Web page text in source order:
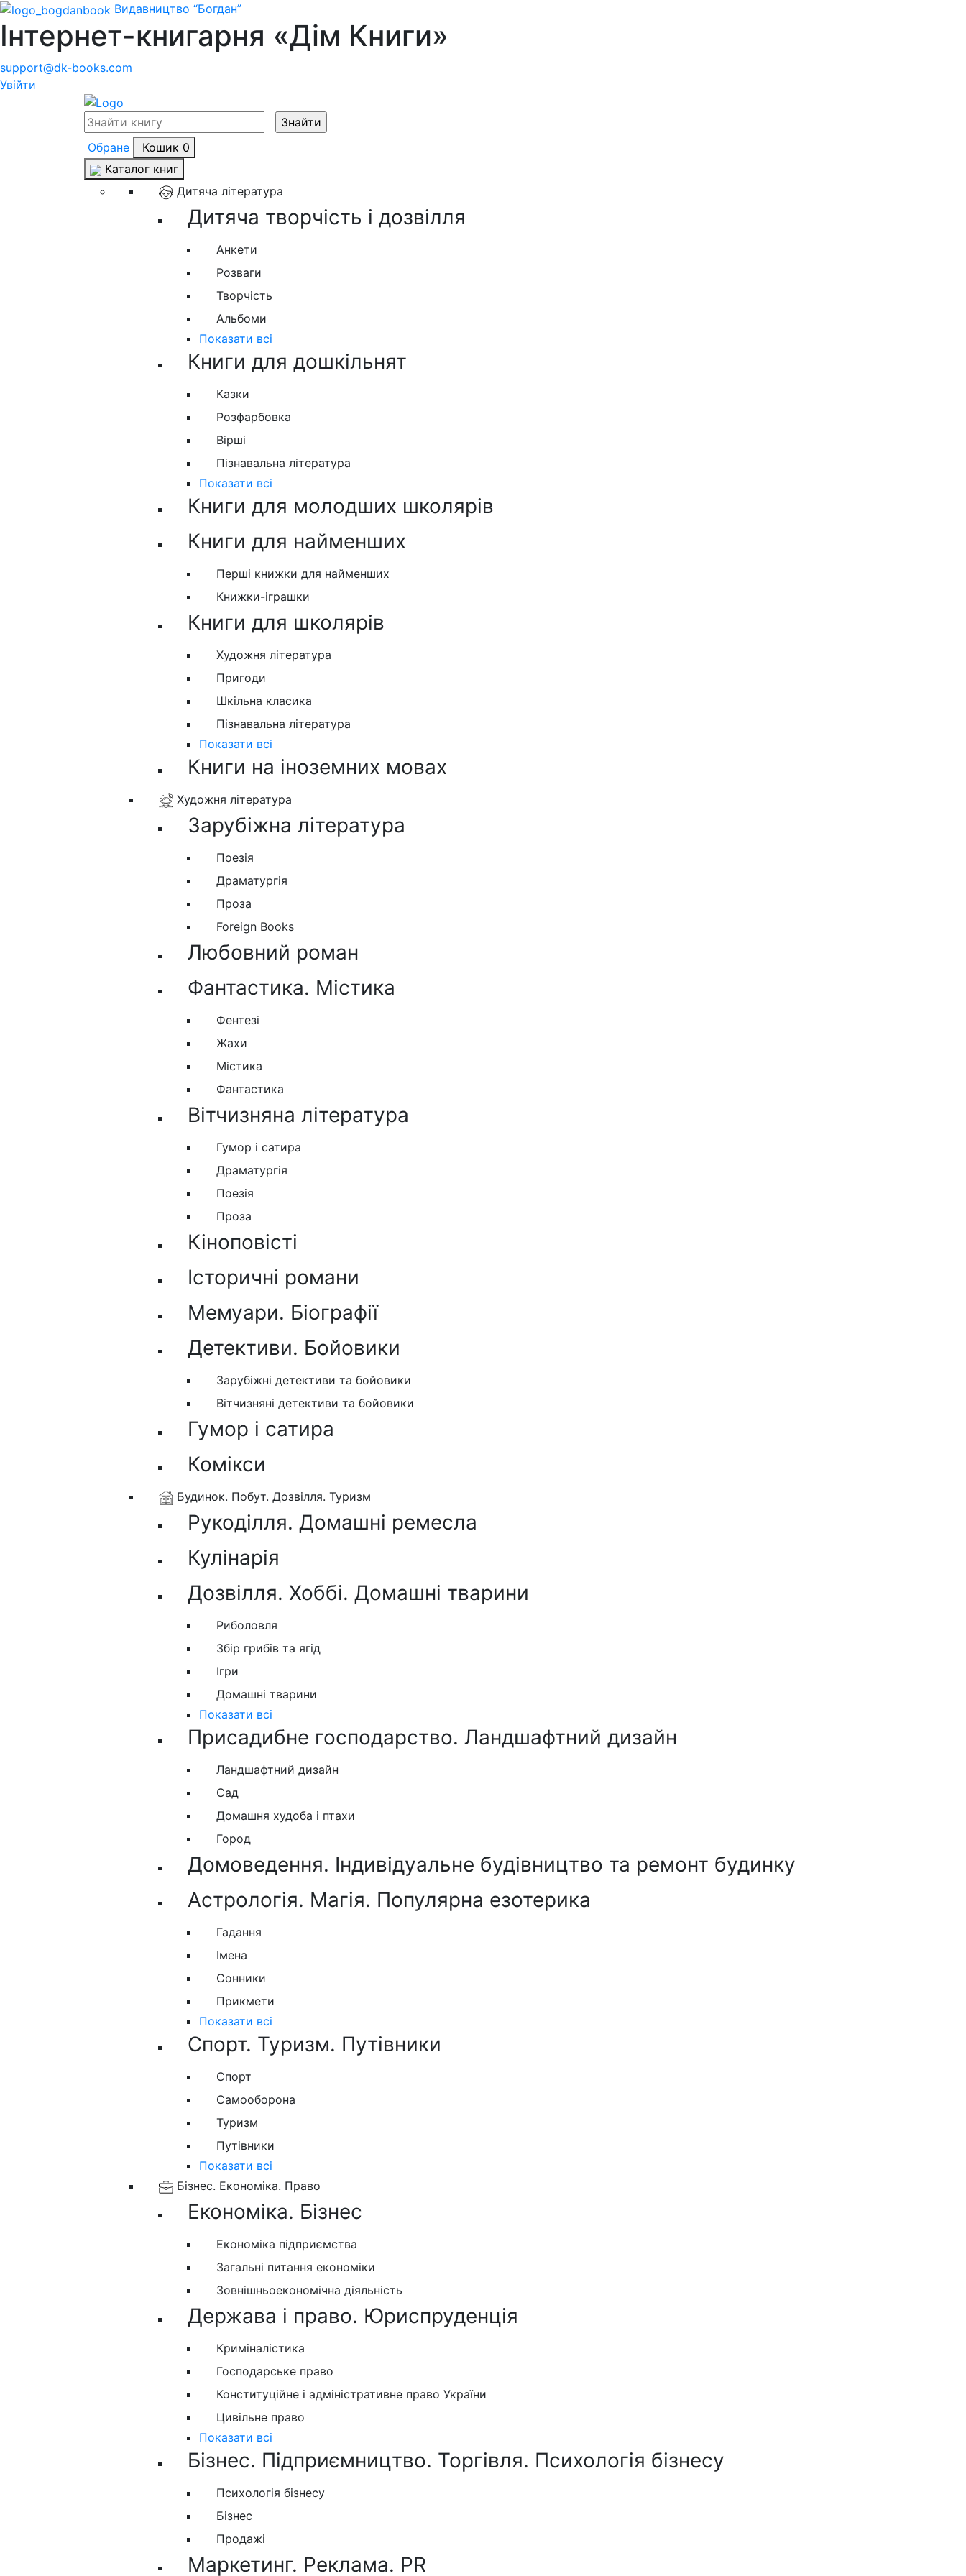
Видавництво “Богдан”
Інтернет-книгарня «Дім Книги»
support@dk-books.com
Увійти
Обране Кошик 0
Каталог книг
Дитяча література
Дитяча творчість і дозвілля
Анкети
Розваги
Творчість
Альбоми
Показати всі
Книги для дошкільнят
Казки
Розфарбовка
Вірші
Пізнавальна література
Показати всі
Книги для молодших школярів
Книги для найменших
Перші книжки для найменших
Книжки-іграшки
Книги для школярів
Художня література
Пригоди
Шкільна класика
Пізнавальна література
Показати всі
Книги на іноземних мовах
Художня література
Зарубіжна література
Поезія
Драматургія
Проза
Foreign Books
Любовний роман
Фантастика. Містика
Фентезі
Жахи
Містика
Фантастика
Вітчизняна література
Гумор і сатира
Драматургія
Поезія
Проза
Кіноповісті
Історичні романи
Мемуари. Біографії
Детективи. Бойовики
Зарубіжні детективи та бойовики
Вітчизняні детективи та бойовики
Гумор і сатира
Комікси
Будинок. Побут. Дозвілля. Туризм
Рукоділля. Домашні ремесла
Кулінарія
Дозвілля. Хоббі. Домашні тварини
Риболовля
Збір грибів та ягід
Ігри
Домашні тварини
Показати всі
Присадибне господарство. Ландшафтний дизайн
Ландшафтний дизайн
Сад
Домашня худоба і птахи
Город
Домоведення. Індивідуальне будівництво та ремонт будинку
Астрологія. Магія. Популярна езотерика
Гадання
Імена
Сонники
Прикмети
Показати всі
Спорт. Туризм. Путівники
Спорт
Самооборона
Туризм
Путівники
Показати всі
Бізнес. Економіка. Право
Економіка. Бізнес
Економіка підприємства
Загальні питання економіки
Зовнішньоекономічна діяльність
Держава і право. Юриспруденція
Криміналістика
Господарське право
Конституційне і адміністративне право України
Цивільне право
Показати всі
Бізнес. Підприємництво. Торгівля. Психологія бізнесу
Психологія бізнесу
Бізнес
Продажі
Маркетинг. Реклама. PR